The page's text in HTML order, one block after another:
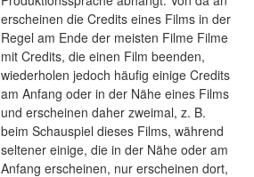
erscheinen die Credits eines Films in der
Regel am Ende der meisten Filme Filme
mit Credits, die einen Film beenden,
wiederholen jedoch häufig einige Credits
am Anfang oder in der Nähe eines Films
und erscheinen daher zweimal, z. B.
beim Schauspiel dieses Films, während
seltener einige, die in der Nähe oder am
Anfang erscheinen, nur erscheinen dort,